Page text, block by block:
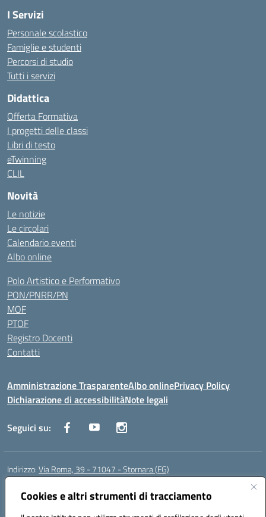
Cookies e altri strumenti di tracciamento
I Servizi
Personale scolastico
Famiglie e studenti
Percorsi di studio
Tutti i servizi
Didattica
Offerta Formativa
I progetti delle classi
Libri di testo
eTwinning
CLIL
Novità
Le notizie
Le circolari
Calendario eventi
Albo online
Polo Artistico e Performativo
PON/PNRR/PN
MOF
PTOF
Registro Docenti
Contatti
Amministrazione TrasparenteAlbo onlinePrivacy Policy
Dichiarazione di accessibilitàNote legali
Seguici su:
Indirizzo:Via Roma, 39 - 71047 - Stornara (FG)
Centralino:
Posta elettronica certificata (PEC):FGIC83700P@pec.istruzione.it